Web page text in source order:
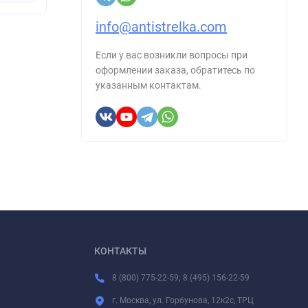
info@antistrelka.com
Если у вас возникли вопросы при
оформлении заказа, обратитесь по
указанным контактам.
КОНТАКТЫ
8 (800) 775-22-59; 8 (495) 156-22-59
г. Москва, ул. Горбунова, 12к2с, ТРЦ